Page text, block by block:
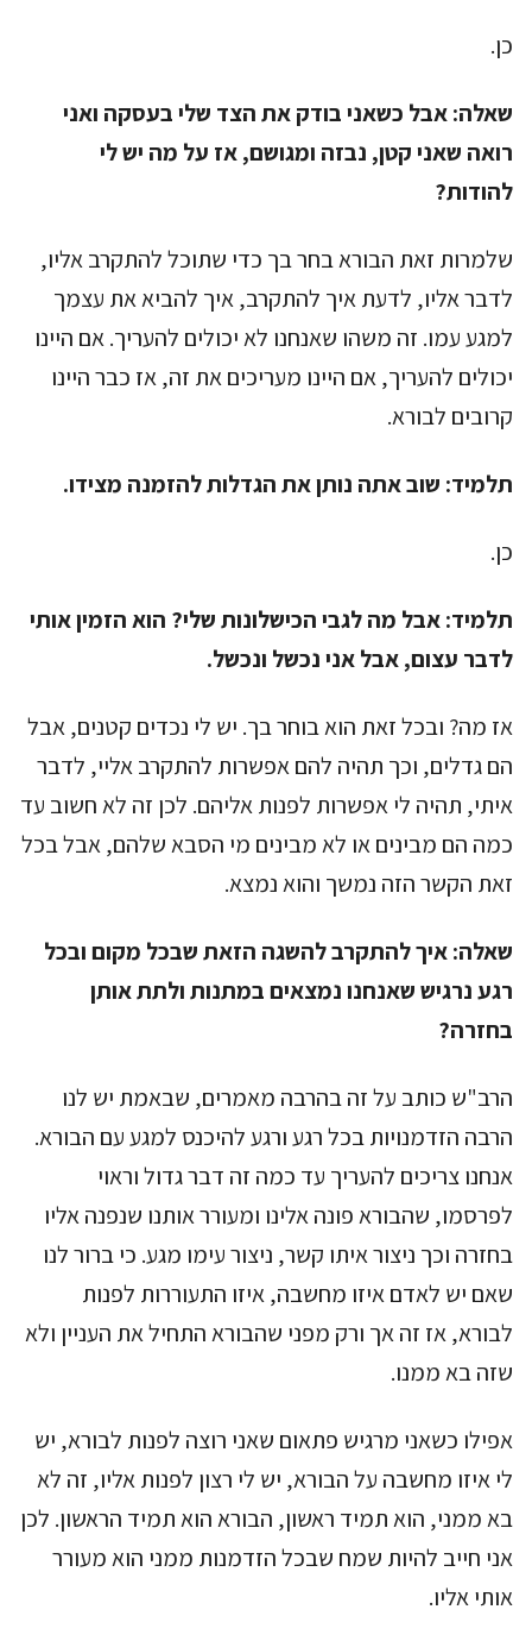
כן.
שאלה:אבל כשאני בודק את הצד שלי בעסקה ואני
רואה שאני קטן, נבזה ומגושם, אז על מה יש לי
להודות?
שלמרות זאת הבורא בחר בך כדי שתוכל להתקרב אליו,
לדבר אליו, לדעת איך להתקרב, איך להביא את עצמך
למגע עמו. זה משהו שאנחנו לא יכולים להעריך. אם היינו
יכולים להעריך, אם היינו מעריכים את זה, אז כבר היינו
קרובים לבורא.
תלמיד: שוב אתה נותן את הגדלות להזמנה מצידו.
כן.
תלמיד:אבל מה לגבי הכישלונות שלי? הוא הזמין אותי
לדבר עצום, אבל אני נכשל ונכשל.
אז מה? ובכל זאת הוא בוחר בך. יש לי נכדים קטנים, אבל
הם גדלים, וכך תהיה להם אפשרות להתקרב אליי, לדבר
איתי, תהיה לי אפשרות לפנות אליהם. לכן זה לא חשוב עד
כמה הם מבינים או לא מבינים מי הסבא שלהם, אבל בכל
זאת הקשר הזה נמשך והוא נמצא.
שאלה:איך להתקרב להשגה הזאת שבכל מקום ובכל
רגע נרגיש שאנחנו נמצאים במתנות ולתת אותן
בחזרה?
הרב"ש כותב על זה בהרבה מאמרים, שבאמת יש לנו
הרבה הזדמנויות בכל רגע ורגע להיכנס למגע עם הבורא.
אנחנו צריכים להעריך עד כמה זה דבר גדול וראוי
לפרסמו, שהבורא פונה אלינו ומעורר אותנו שנפנה אליו
בחזרה וכך ניצור איתו קשר, ניצור עימו מגע. כי ברור לנו
שאם יש לאדם איזו מחשבה, איזו התעוררות לפנות
לבורא, אז זה אך ורק מפני שהבורא התחיל את העניין ולא
שזה בא ממנו.
אפילו כשאני מרגיש פתאום שאני רוצה לפנות לבורא, יש
לי איזו מחשבה על הבורא, יש לי רצון לפנות אליו, זה לא
בא ממני, הוא תמיד ראשון, הבורא הוא תמיד הראשון. לכן
אני חייב להיות שמח שבכל הזדמנות ממני הוא מעורר
אותי אליו.